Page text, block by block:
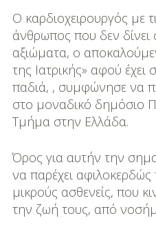
Deco
DIY
Διατροφή-Συνταγές
Συνταγές
Συμβουλές
Διατροφής
Υγεία – Ψυχολογία
Ο καρδιοχειρουργός με
άνθρωπος που δεν δίνει
αξιώματα, ο
της Ιατρικής» αφού έχει
παδιά, , συμφώνησε να
στο μοναδικό δημόσιο
Τμήμα στην Ελλάδα.
Όρος για αυτήν την
να παρέχει αφιλοκερδώς
μικρούς ασθενείς, που
την ζωή τους, από